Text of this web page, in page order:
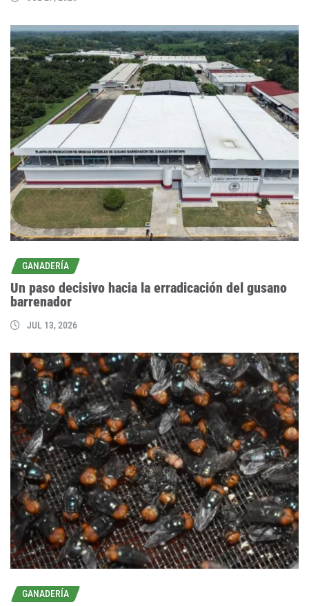
GANADERÍA
Un paso decisivo hacia la erradicación del gusano
barrenador
JUL 13, 2026
GANADERÍA